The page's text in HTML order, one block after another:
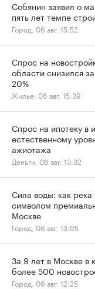
Собянин заявил о
пять лет темпе
Город, 06 авг, 15:52
Спрос на
области снизился
20%
Жилье, 06 авг, 15:39
Спрос на ипотеку в
естественному
ажиотажа
Деньги, 06 авг, 13:32
Сила воды: как река
символом
Москве
Город, 06 авг, 13:05
За 9 лет в Москве в
более 500
Город, 06 авг, 12:25